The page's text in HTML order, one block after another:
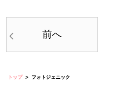
前へ
トップ フォトジェニック